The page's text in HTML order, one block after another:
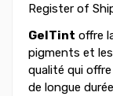
Register of
GelTint offre
pigments et
qualité qui
de longue